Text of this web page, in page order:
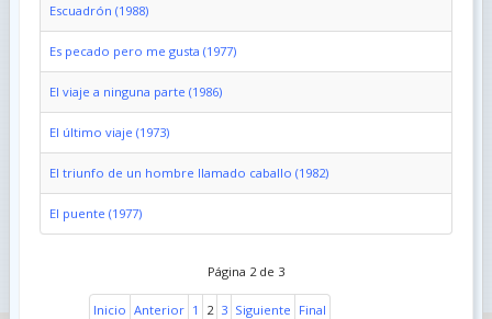
Escuadrón (1988)
Es pecado pero me gusta (1977)
El viaje a ninguna parte (1986)
El último viaje (1973)
El triunfo de un hombre llamado caballo (1982)
El puente (1977)
Página 2 de 3
Inicio Anterior 1 2 3 Siguiente Final